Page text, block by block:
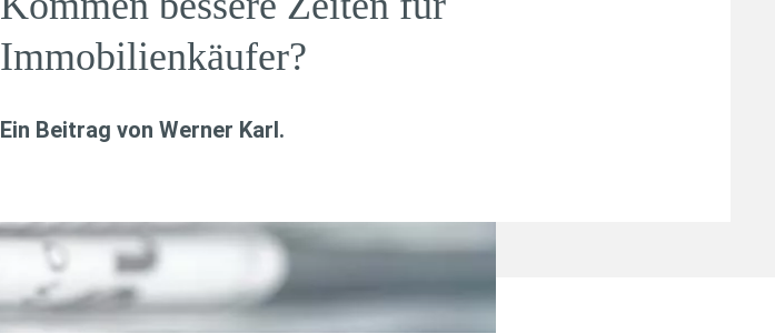
Immobilienkäufer?
Ein Beitrag von Werner Karl.